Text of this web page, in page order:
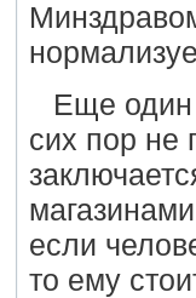
Еще один
сих пор не
если
то ему